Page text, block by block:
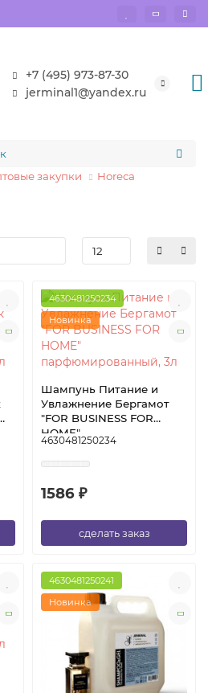
+7 (495) 973-87-30
jerminal1@yandex.ru
закупки Horeca
4630481250234
Новинка
Шампунь Питание и
Увлажнение Бергамот
"FOR BUSINESS FOR
HOME"
парфюмированный, 3л
4630481250234
1586 ₽
сделать заказ
4630481250241
Новинка